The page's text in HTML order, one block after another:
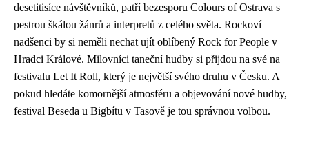
desetitisíce návštěvníků, patří bezesporu Colours of Ostrava s
pestrou škálou žánrů a interpretů z celého světa. Rockoví
nadšenci by si neměli nechat ujít oblíbený Rock for People v
Hradci Králové. Milovníci taneční hudby si přijdou na své na
festivalu Let It Roll, který je největší svého druhu v Česku. A
pokud hledáte komornější atmosféru a objevování nové hudby,
festival Beseda u Bigbítu v Tasově je tou správnou volbou.